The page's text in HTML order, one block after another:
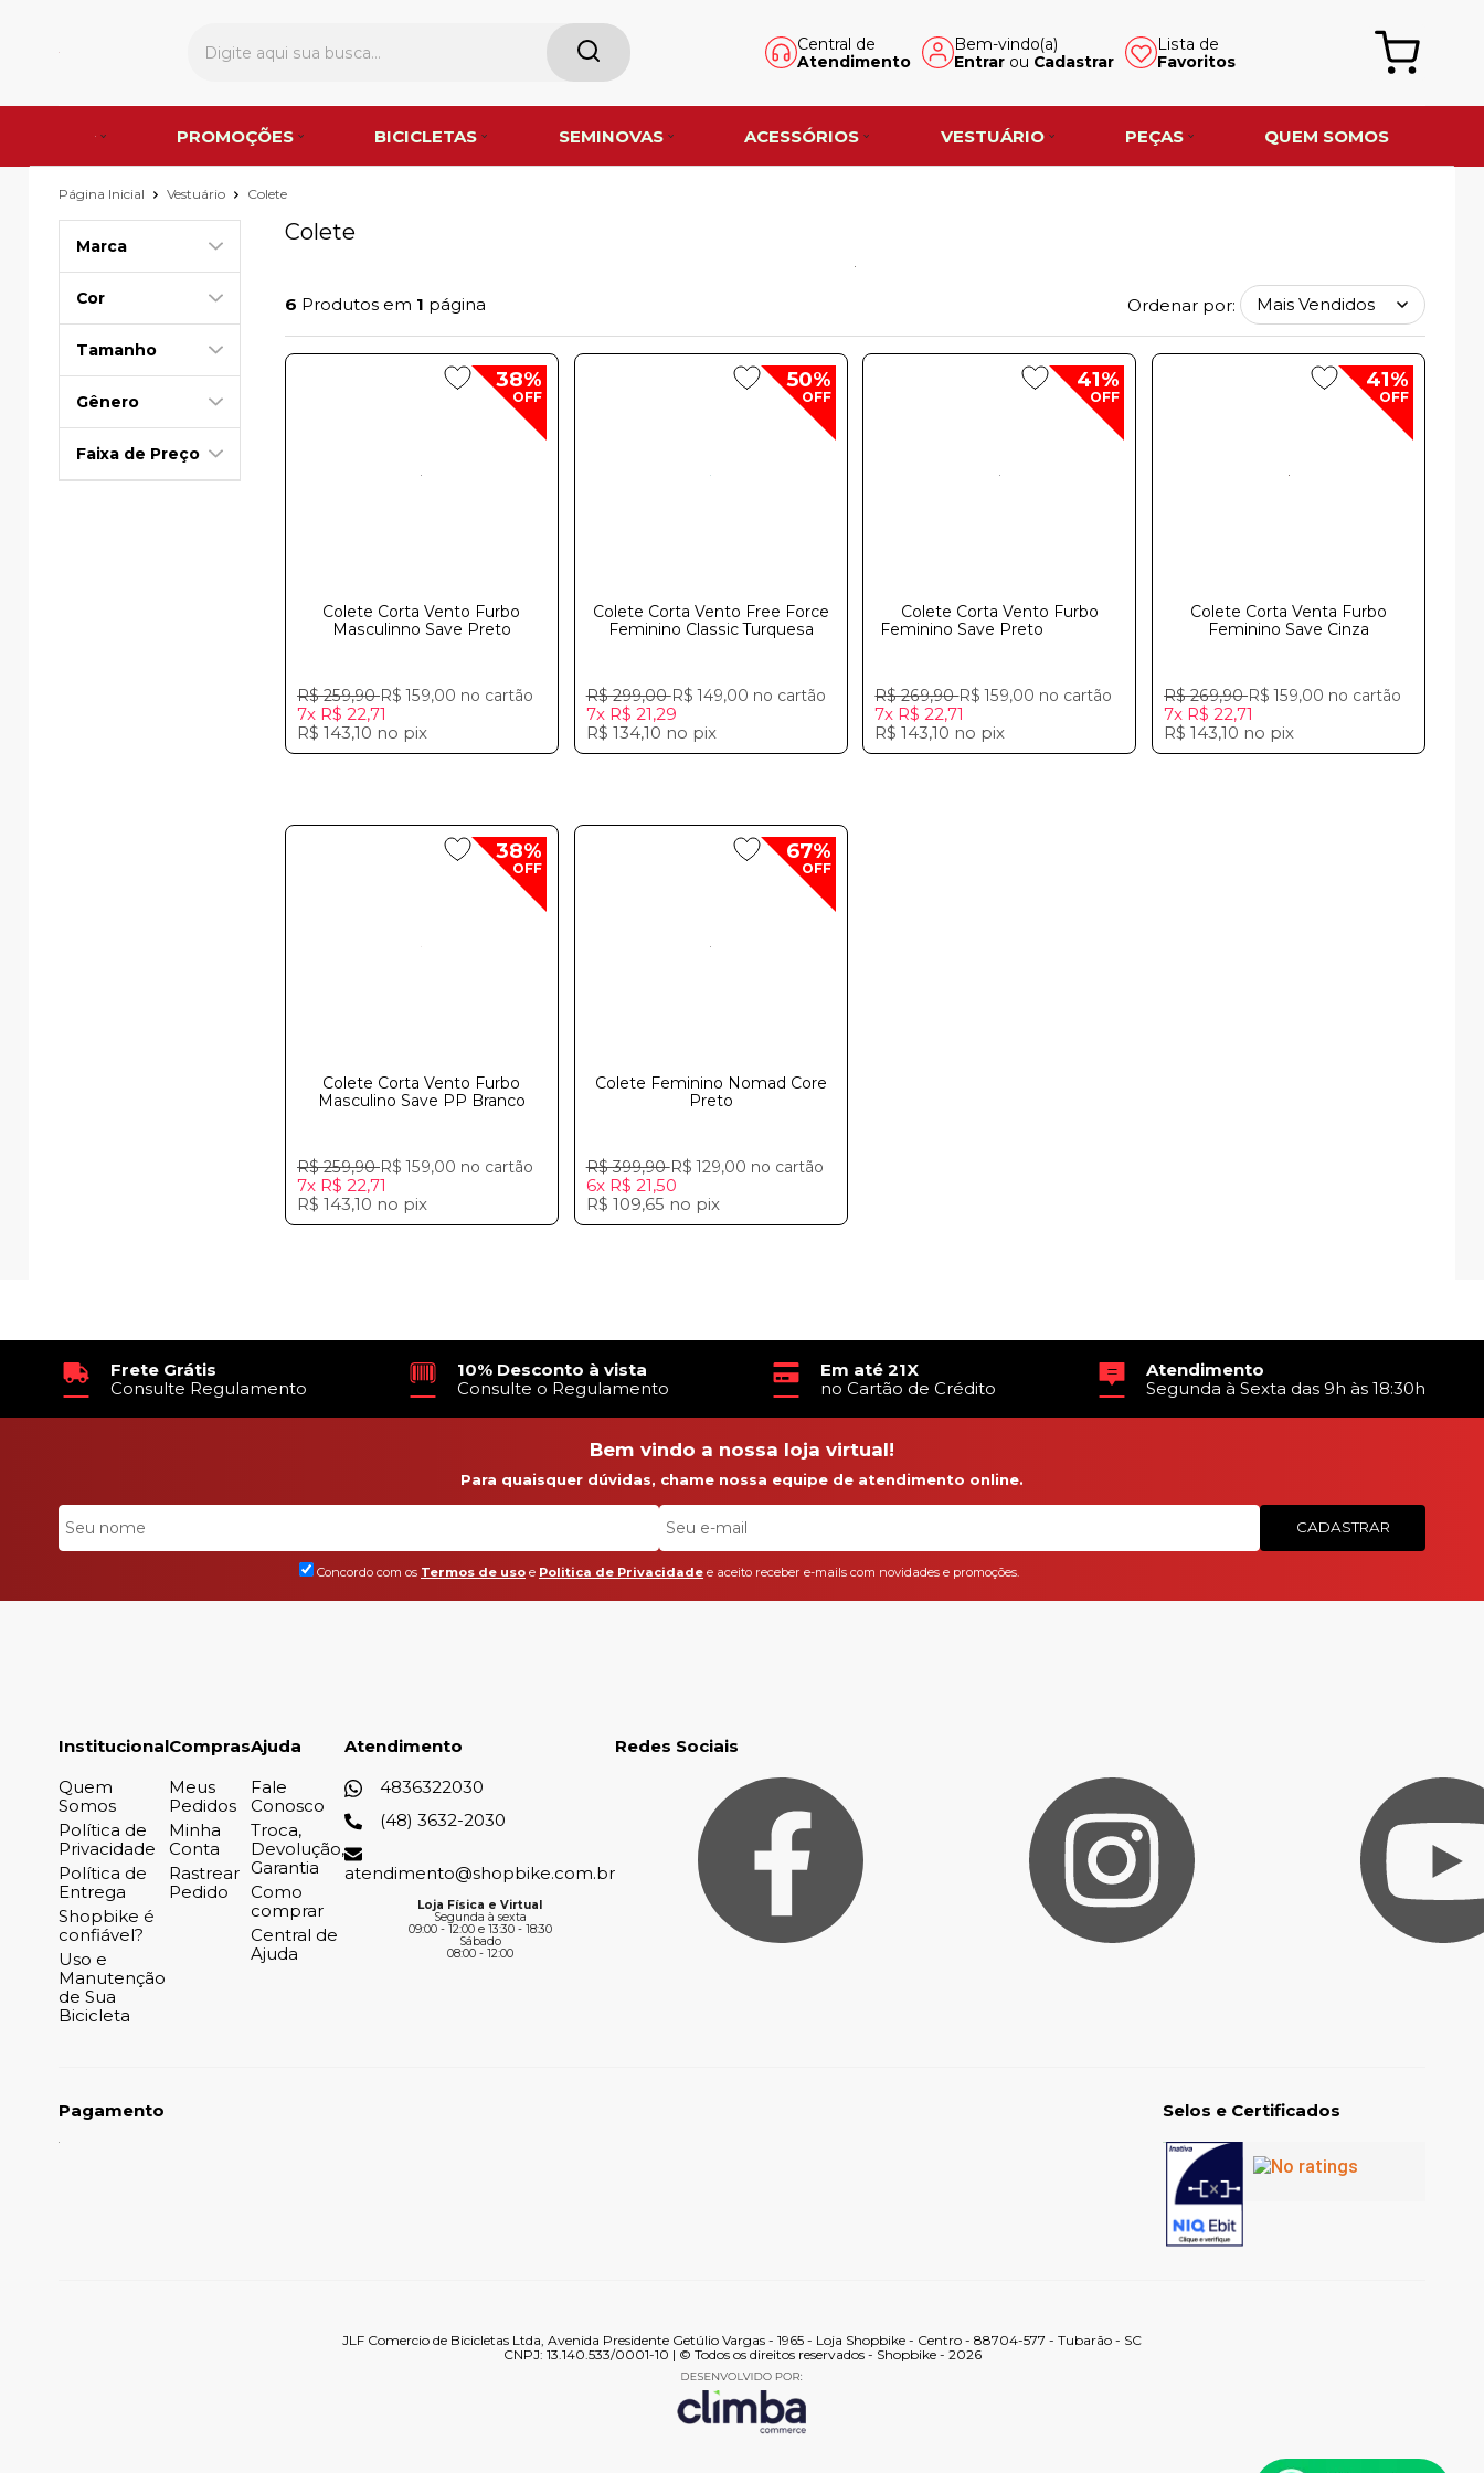
Central de
Atendimento
Bem-vindo(a)
Entrarou Cadastrar
Lista de
Favoritos
PROMOÇÕES BICICLETAS SEMINOVAS ACESSÓRIOS VESTUÁRIO PEÇAS QUEM SOMOS
Página Inicial Vestuário Colete
Marca
Cor
Tamanho
Gênero
Faixa de Preço
Colete
6 Produtos em 1 página Ordenar por:
38%
OFF
Colete Corta Vento Furbo
Masculinno Save Preto
R$ 259,90R$ 159,00 no cartão
7x R$ 22,71
R$ 143,10 no pix
50%
OFF
Colete Corta Vento Free Force
Feminino Classic Turquesa
R$ 299,00R$ 149,00 no cartão
7x R$ 21,29
R$ 134,10 no pix
41%
OFF
Colete Corta Vento Furbo
Feminino Save Preto ﾠﾠﾠﾠﾠ
R$ 269,90R$ 159,00 no cartão
7x R$ 22,71
R$ 143,10 no pix
41%
OFF
Colete Corta Venta Furbo
Feminino Save Cinzaㅤㅤㅤㅤㅤㅤㅤㅤㅤㅤㅤ
R$ 269,90R$ 159,00 no cartão
7x R$ 22,71
R$ 143,10 no pix
38%
OFF
Colete Corta Vento Furbo
Masculino Save PP Branco
R$ 259,90R$ 159,00 no cartão
7x R$ 22,71
R$ 143,10 no pix
67%
OFF
Colete Feminino Nomad Core
Preto
R$ 399,90R$ 129,00 no cartão
6x R$ 21,50
R$ 109,65 no pix
Frete Grátis
Consulte Regulamento
10% Desconto à vista
Consulte o Regulamento
Em até 21X
no Cartão de Crédito
Atendimento
Segunda à Sexta das 9h às 18:30h
Bem vindo a nossa loja virtual!
Para quaisquer dúvidas, chame nossa equipe de atendimento online.
Concordo com os Termos de uso e Politica de Privacidade e aceito receber e-mails com novidades e promoções.
CADASTRAR
Institucional
Quem
Somos
Política de
Privacidade
Política de
Entrega
Shopbike é
confiável?
Uso e
Manutenção
de Sua
Bicicleta
Compras
Meus
Pedidos
Minha
Conta
Rastrear
Pedido
Ajuda
Fale
Conosco
Troca,
Devolução,
Garantia
Como
comprar
Central de
Ajuda
Atendimento
4836322030
(48) 3632-2030
atendimento@shopbike.com.br
Loja Física e Virtual
Segunda à sexta
09:00 - 12:00 e 13:30 - 18:30
Sábado
08:00 - 12:00
Redes Sociais
Pagamento Selos e Certificados
JLF Comercio de Bicicletas Ltda, Avenida Presidente Getúlio Vargas - 1965 - Loja Shopbike - Centro - 88704-577 - Tubarão - SC
CNPJ: 13.140.533/0001-10 | © Todos os direitos reservados - Shopbike - 2026